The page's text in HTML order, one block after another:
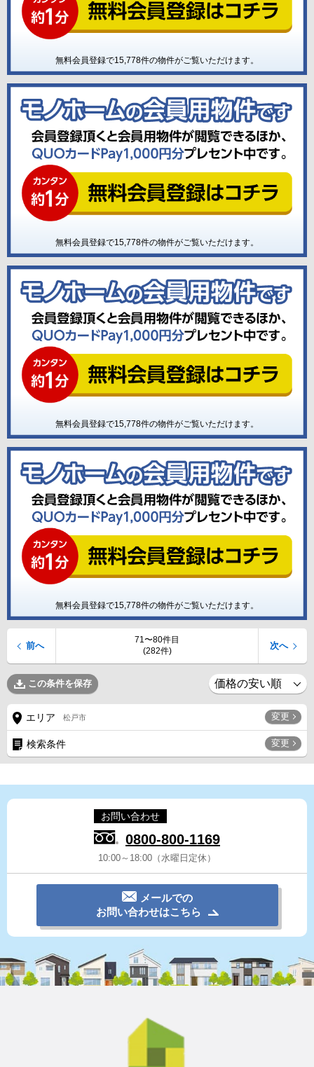
無料会員登録で15,778件の物件がご覧いただけます。
無料会員登録で15,778件の物件がご覧いただけます。
無料会員登録で15,778件の物件がご覧いただけます。
無料会員登録で15,778件の物件がご覧いただけます。
71〜80件目
(282件)
前へ 次へ
この条件を保存
エリア 松戸市 変更
検索条件 変更
お問い合わせ
0800-800-1169
10:00～18:00（水曜日定休）
メールでの
お問い合わせはこちら